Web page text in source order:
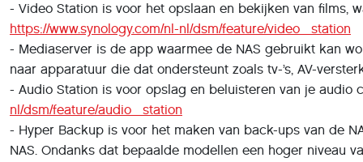
- Video Station is voor het opslaan en bekijken van films,
https://www.synology.com/nl-nl/dsm/feature/video_station
- Mediaserver is de app waarmee de NAS gebruikt kan
naar apparatuur die dat ondersteunt zoals tv-’s, AV-
- Audio Station is voor opslag en beluisteren van je audio
nl/dsm/feature/audio_station
- Hyper Backup is voor het maken van back-ups van de
NAS. Ondanks dat bepaalde modellen een hoger niveau